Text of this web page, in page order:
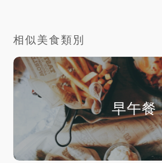
相似美食類別
早午餐